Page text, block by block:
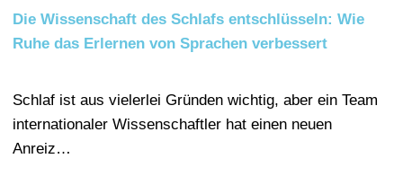
Die Wissenschaft des Schlafs entschlüsseln: Wie
Ruhe das Erlernen von Sprachen verbessert
Schlaf ist aus vielerlei Gründen wichtig, aber ein Team
internationaler Wissenschaftler hat einen neuen
Anreiz…